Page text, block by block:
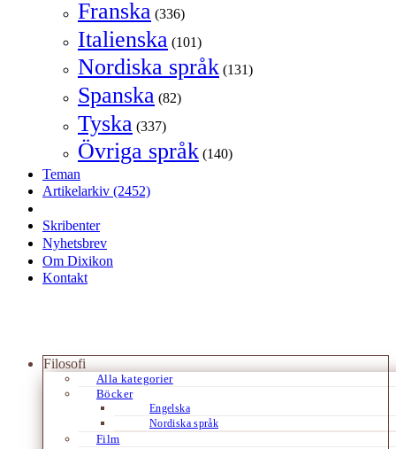
Franska (336)
Italienska (101)
Nordiska språk (131)
Spanska (82)
Tyska (337)
Övriga språk (140)
Teman
Artikelarkiv (2452)
Skribenter
Nyhetsbrev
Om Dixikon
Kontakt
Filosofi
Alla kategorier
Böcker
Engelska
Nordiska språk
Film